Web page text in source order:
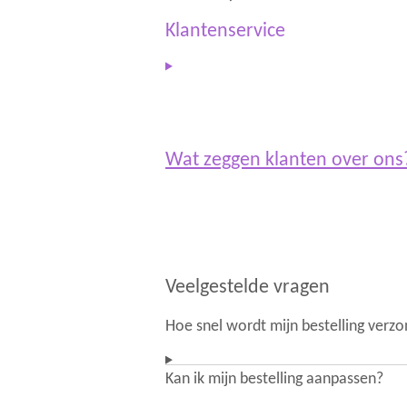
a
p
Klantenservice
Wat zeggen klanten over
Veelgestelde vragen
Hoe snel wordt mijn bestelling
Kan ik mijn bestelling aanpassen?